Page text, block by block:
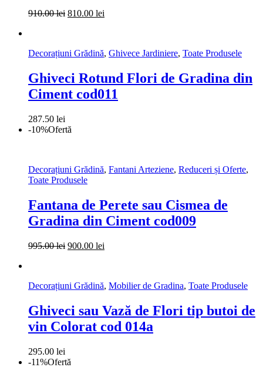
910.00lei Prețul
910.00 lei.
810.00 lei
Decorațiuni Grădină, Ghivece Jardiniere, Toate Produsele
Ghiveci Rotund Flori de Gradina din
Ciment cod011
287.50 lei
-10%Ofertă
Decorațiuni Grădină, Fantani Arteziene, Reduceri și Oferte,
Toate Produsele
Fantana de Perete sau Cismea de
Gradina din Ciment cod009
995.00lei Prețul
995.00 lei.
900.00 lei
Decorațiuni Grădină, Mobilier de Gradina, Toate Produsele
Ghiveci sau Vază de Flori tip butoi de
vin Colorat cod 014a
295.00 lei
-11%Ofertă